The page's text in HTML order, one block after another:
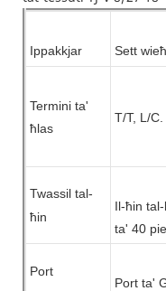
Ippakkjar Sett
Termini ta'
ħlas
T/T, L/C.
Twassil tal-
ħin
Il-ħin
ta' 40
Port
Port ta'